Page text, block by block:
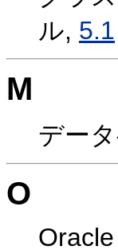
ル, 5.1
M
デー
O